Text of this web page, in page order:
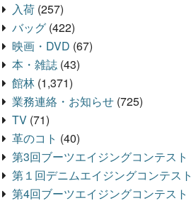
入荷 (257)
バッグ (422)
映画・DVD (67)
本・雑誌 (43)
館林 (1,371)
業務連絡・お知らせ (725)
TV (71)
革のコト (40)
第3回ブーツエイジングコンテスト
第１回デニムエイジングコンテスト
第4回ブーツエイジングコンテスト